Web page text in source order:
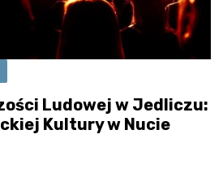
Ludowej w Jedliczu:
Kultury w Nucie